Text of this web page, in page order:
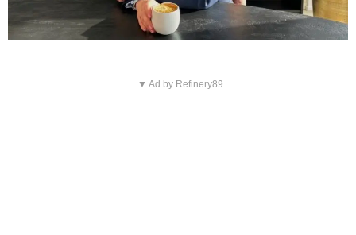
▼ Ad by Refinery89